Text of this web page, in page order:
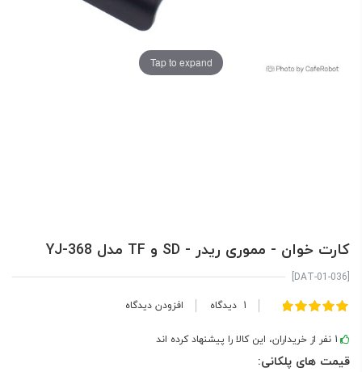
Tap to expand
کارت خوان - مموری ریدر - SD و TF مدل YJ-368
امتیاز:
1 دیدگاه افزودن دیدگاه
1 نفر از خریداران، این کالا را پیشنهاد کرده اند
قیمت های پلکانی: